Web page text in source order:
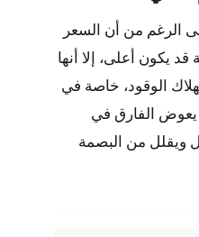
الرغم من أن السعر
قد يكون أعلى، إلا أنها
الوقود، خاصة في
يعوض الفارق في
ويقلل من البصمة